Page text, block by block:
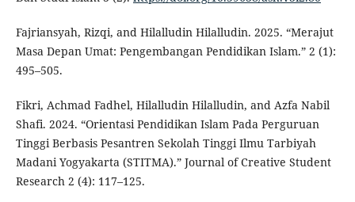
Fajriansyah, Rizqi, and Hilalludin Hilalludin. 2025. “Merajut
Masa Depan Umat: Pengembangan Pendidikan Islam.” 2 (1):
495–505.
Fikri, Achmad Fadhel, Hilalludin Hilalludin, and Azfa Nabil
Shafi. 2024. “Orientasi Pendidikan Islam Pada Perguruan
Tinggi Berbasis Pesantren Sekolah Tinggi Ilmu Tarbiyah
Madani Yogyakarta (STITMA).” Journal of Creative Student
Research 2 (4): 117–125.